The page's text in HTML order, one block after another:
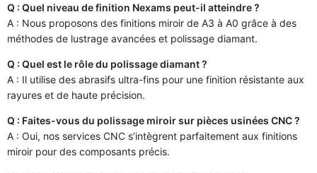
Q : Quel niveau de finition Nexams peut-il atteindre ?
A : Nous proposons des finitions miroir de A3 à A0 grâce à des
méthodes de lustrage avancées et polissage diamant.
Q : Quel est le rôle du polissage diamant ?
A : Il utilise des abrasifs ultra-fins pour une finition résistante aux
rayures et de haute précision.
Q : Faites-vous du polissage miroir sur pièces usinées CNC ?
A : Oui, nos services CNC s’intègrent parfaitement aux finitions
miroir pour des composants précis.